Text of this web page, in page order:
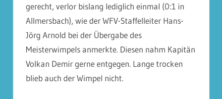
gerecht, verlor bislang lediglich einmal (0:1 in
Allmersbach), wie der WFV-Staffelleiter Hans-
Jörg Arnold bei der Übergabe des
Meisterwimpels anmerkte. Diesen nahm Kapitän
Volkan Demir gerne entgegen. Lange trocken
blieb auch der Wimpel nicht.